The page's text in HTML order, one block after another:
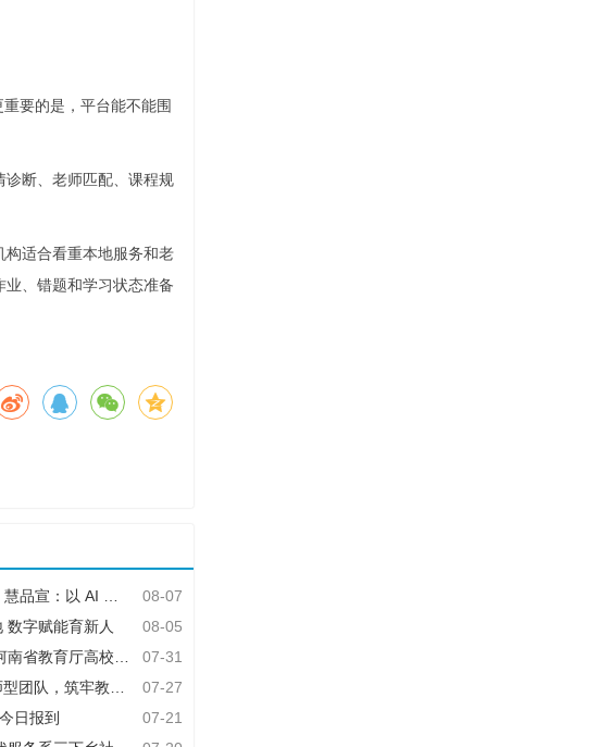
要的是，平台能不能围
诊断、老师匹配、课程规
构适合看重本地服务和老
、错题和学习状态准备
08-07
赋能品牌全域传播
08-05
数字赋能育新人
07-31
共探AI赋能高等教育新路径
07-27
筑牢教学品质基石
07-21
日报到